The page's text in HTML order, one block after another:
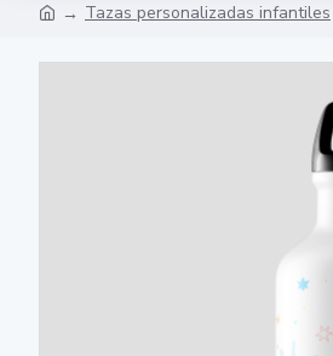
Tazas personalizadas infantiles